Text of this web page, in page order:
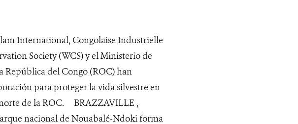
International, Congolaise Industrielle
Society (WCS) y el Ministerio de
República del Congo (ROC) han
para proteger la vida silvestre en
de la ROC. BRAZZAVILLE ,
nacional de Nouabalé-Ndoki forma